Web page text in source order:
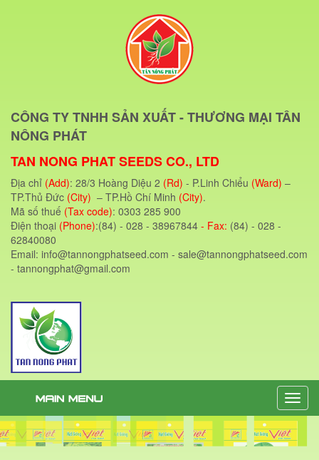
CÔNG TY TNHH SẢN XUẤT - THƯƠNG MẠI TÂN
NÔNG PHÁT
TAN NONG PHAT SEEDS CO., LTD
Địa chỉ (Add): 28/3 Hoàng Diệu 2 (Rd) - P.Linh Chiểu (Ward) –
TP.Thủ Đức (City) – TP.Hồ Chí Minh (City).
Mã số thuế (Tax code): 0303 285 900
Điện thoại (Phone):(84) - 028 - 38967844 - Fax: (84) - 028 -
62840080
Email: info@tannongphatseed.com - sale@tannongphatseed.com
- tannongphat@gmail.com
Toggle